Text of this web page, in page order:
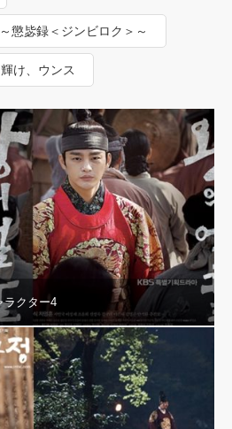
懲毖録＜ジンビロク＞～
輝け、ウンス
ラクター4